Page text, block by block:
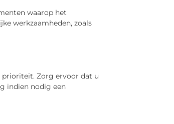
waarop het
werkzaamheden, zoals
prioriteit. Zorg ervoor dat u
indien nodig een